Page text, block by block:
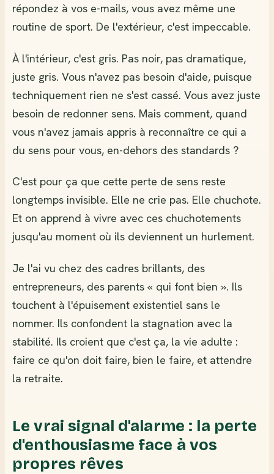
répondez à vos e-mails, vous avez même une
routine de sport. De l'extérieur, c'est impeccable.
À l'intérieur, c'est gris. Pas noir, pas dramatique,
juste gris. Vous n'avez pas besoin d'aide, puisque
techniquement rien ne s'est cassé. Vous avez juste
besoin de redonner sens. Mais comment, quand
vous n'avez jamais appris à reconnaître ce qui a
du sens pour vous, en-dehors des standards ?
C'est pour ça que cette perte de sens reste
longtemps invisible. Elle ne crie pas. Elle chuchote.
Et on apprend à vivre avec ces chuchotements
jusqu'au moment où ils deviennent un hurlement.
Je l'ai vu chez des cadres brillants, des
entrepreneurs, des parents « qui font bien ». Ils
touchent à l'épuisement existentiel sans le
nommer. Ils confondent la stagnation avec la
stabilité. Ils croient que c'est ça, la vie adulte :
faire ce qu'on doit faire, bien le faire, et attendre
la retraite.
Le vrai signal d'alarme : la perte
d'enthousiasme face à vos
propres rêves